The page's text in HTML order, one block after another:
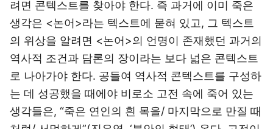
려면 콘텍스트를 찾아야 한다. 즉 과거에 이미 죽은
생각은 <논어>라는 텍스트에 묻혀 있고, 그 텍스트
의 위상을 알려면 <논어>의 언명이 존재했던 과거의
역사적 조건과 담론의 장이라는 보다 넓은 콘텍스트
로 나아가야 한다. 공들여 역사적 콘텍스트를 구성하
는 데 성공했을 때에야 비로소 고전 속에 죽어 있는
생각들은, “죽은 연인의 흰 목을/ 마지막으로 만질 때